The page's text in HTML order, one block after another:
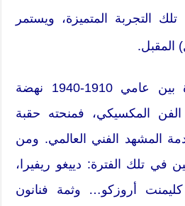
التجربة المتميزة، ويستمر
المقبل.
شهدت الفترة الممتدة بين عامي 1910-1940 نهضة
المكسيكي، فمنحته حقبة
المشهد الفني العالمي. ومن
في تلك الفترة: دييغو ريفيرا،
أروزكو… وثمة فنانون